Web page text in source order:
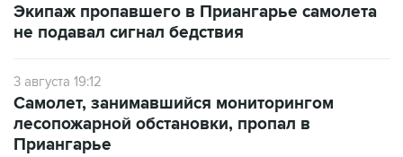
Экипаж пропавшего в Приангарье самолета
не подавал сигнал бедствия
3 августа 19:12
Самолет, занимавшийся мониторингом
лесопожарной обстановки, пропал в
Приангарье